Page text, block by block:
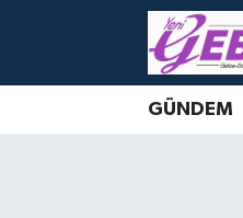
GÜNDEM
Nöbetçi Eczaneler